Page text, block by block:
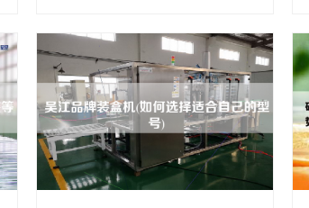
动化包装设备，它采用先进的电子
控制技术和机械传动技术，能够对
各种形状的物品进行快速、准确的
包装。立式打包机的基本原理是：
将物品放入包装袋中，然后将包装
袋放入打包机的打包位置，启动机
器后，机器会自动完成包装袋的封
口、切断、收缩等操作，z终完成包
装。 二、立式打包机适用的行业 1.